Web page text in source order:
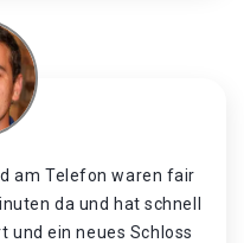
am Telefon waren fair
da und hat schnell
und ein neues Schloss